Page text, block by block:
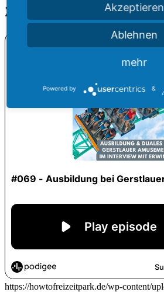
Zur Folge
https://howtofreizeitpark.de/wp-content/
Akzeptieren
Ablehnen
mehr
Powered by &